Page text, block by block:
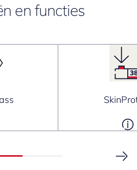
en functies